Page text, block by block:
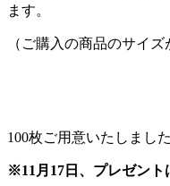
ます。
（ご購入の商品のサイ
100枚ご用意いたしまし
※11月17日、プレゼン